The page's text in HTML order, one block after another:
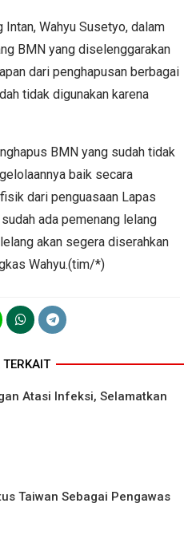
Wahyu Susetyo, dalam
BMN yang diselenggarakan
dari penghapusan berbagai
tidak digunakan karena
BMN yang sudah tidak
baik secara
dari penguasaan Lapas
ada pemenang lelang
akan segera diserahkan
Wahyu.(tim/*)
TERKAIT
Atasi Infeksi, Selamatkan
Taiwan Sebagai Pengawas